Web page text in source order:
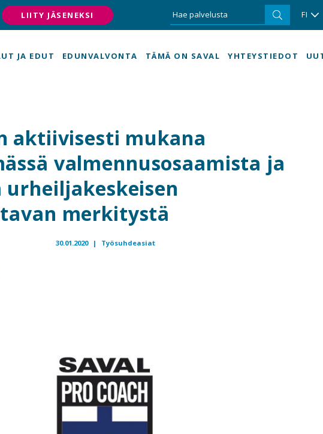
LIITY JÄSENEKSI FI
JA EDUT EDUNVALVONTA TÄMÄ ON SAVAL YHTEYSTIEDOT
aktiivisesti mukana
valmennusosaamista ja
urheiljakeskeisen
merkitystä
30.01.2020 | Työsuhdeasiat